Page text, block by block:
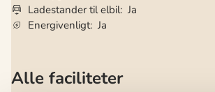
Ladestander til elbil Ja
Energivenligt Ja
Alle faciliteter